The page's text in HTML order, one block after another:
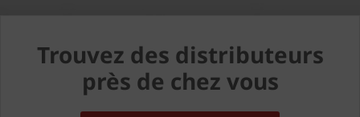
Trouvez des distributeurs
près de chez vous